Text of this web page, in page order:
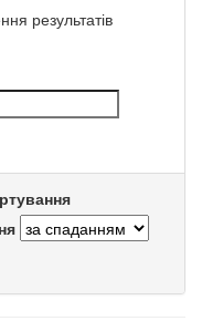
результатів